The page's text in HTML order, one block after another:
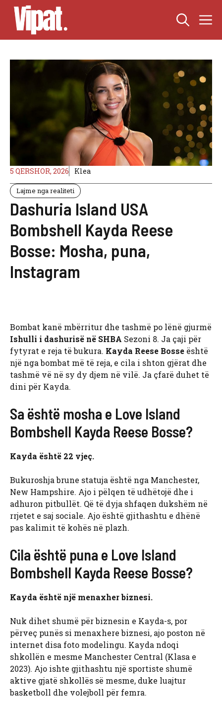
Skip
content
5 QERSHOR, 2026 Klea
Lajme nga realiteti
Dashuria Island USA
Bombshell Kayda Reese
Bosse: Mosha, puna,
Instagram
Bombat kanë mbërritur dhe tashmë po lënë gjurmë
Ishulli i dashurisë në SHBA Sezoni 8. Ja çaji për
fytyrat e reja të bukura. Kayda Reese Bosse është
një nga bombat më të reja, e cila i shton gjërat dhe
tashmë vë në sy dy djem në vilë. Ja çfarë duhet të
dini për Kayda.
Sa është mosha e Love Island
Bombshell Kayda Reese Bosse?
Kayda është 22 vjeç.
Bukuroshja brune statuja është nga Manchester,
New Hampshire. Ajo i pëlqen të udhëtojë dhe i
adhuron pitbullët. Që të dyja shfaqen dukshëm në
rrjetet e saj sociale. Ajo është gjithashtu e dhënë
pas kalimit të kohës në plazh.
Cila është puna e Love Island
Bombshell Kayda Reese Bosse?
Kayda është një menaxher biznesi.
Nuk dihet shumë për biznesin e Kayda-s, por
përveç punës si menaxhere biznesi, ajo poston në
internet disa foto modelingu. Kayda ndoqi
shkollën e mesme Manchester Central (Klasa e
2023). Ajo ishte gjithashtu një sportiste shumë
aktive gjatë shkollës së mesme, duke luajtur
basketboll dhe volejboll për femra.